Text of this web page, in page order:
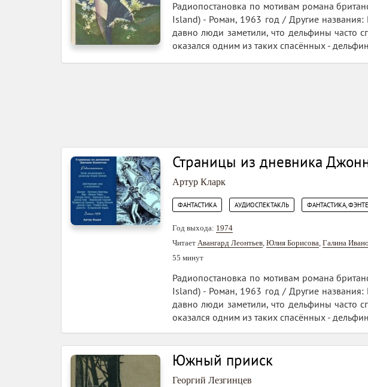
Радиопостановка по мотивам романа
Island) - Роман, 1963 год / Другие
давно люди заметили, что дельфины часто
оказался одним из таких спасённых -
Страницы из дневника
Артур Кларк
ФАНТАСТИКА АУДИОСПЕКТАКЛЬ ФАНТАСТИКА,
Год выхода: 1974
Читает Авангард Леонтьев, Юлия Борисова, Галина
55 минут
Радиопостановка по мотивам романа
Island) - Роман, 1963 год / Другие
давно люди заметили, что дельфины часто
оказался одним из таких спасённых -
Южный прииск
Георгий Лезгинцев